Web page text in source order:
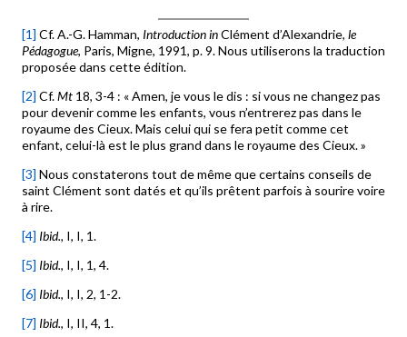
[1] Cf. A.-G. Hamman, Introduction inClément d’Alexandrie, le
Pédagogue, Paris, Migne, 1991, p. 9. Nous utiliserons la traduction
proposée dans cette édition.
[2] Cf.Mt 18, 3-4 : « Amen, je vous le dis : si vous ne changez pas
pour devenir comme les enfants, vous n’entrerez pas dans le
royaume des Cieux. Mais celui qui se fera petit comme cet
enfant, celui-là est le plus grand dans le royaume des Cieux. »
[3] Nous constaterons tout de même que certains conseils de
saint Clément sont datés et qu’ils prêtent parfois à sourire voire
à rire.
[4] Ibid., I, I, 1.
[5] Ibid., I, I, 1, 4.
[6] Ibid., I, I, 2, 1-2.
[7] Ibid., I, II, 4, 1.